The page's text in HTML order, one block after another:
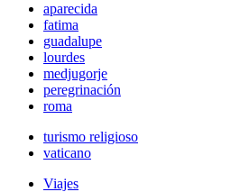
aparecida
fatima
guadalupe
lourdes
medjugorje
peregrinación
roma
turismo religioso
vaticano
Viajes